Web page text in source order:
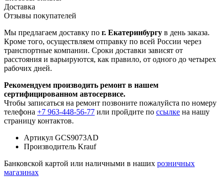
Доставка
Отзывы покупателей
Мы предлагаем доставку по г. Екатеринбургу в день заказа.
Кроме того, осуществляем отправку по всей России через
транспортные компании. Сроки доставки зависят от
расстояния и варьируются, как правило, от одного до четырех
рабочих дней.
Рекомендуем производить ремонт в нашем
сертифицированном автосервисе.
Чтобы записаться на ремонт позвоните пожалуйста по номеру
телефона +7 963-448-56-77 или пройдите по ссылке на нашу
страницу контактов.
Артикул GCS9073AD
Производитель Krauf
Банковской картой или наличными в наших розничных
магазинах